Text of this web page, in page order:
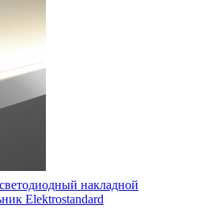
накладной
Elektrostandard